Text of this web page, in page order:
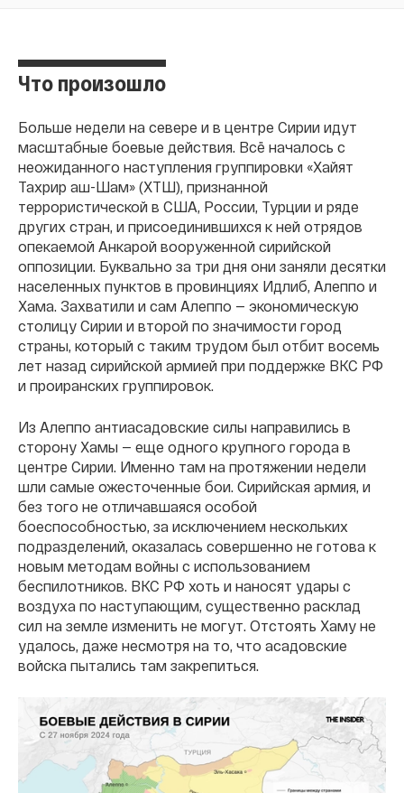
Что произошло
Больше недели на севере и в центре Сирии идут
масштабные боевые действия. Всё началось с
неожиданного наступления группировки «Хайят
Тахрир аш-Шам» (ХТШ), признанной
террористической в США, России, Турции и ряде
других стран, и присоединившихся к ней отрядов
опекаемой Анкарой вооруженной сирийской
оппозиции. Буквально за три дня они заняли десятки
населенных пунктов в провинциях Идлиб, Алеппо и
Хама. Захватили и сам Алеппо — экономическую
столицу Сирии и второй по значимости город
страны, который с таким трудом был отбит восемь
лет назад сирийской армией при поддержке ВКС РФ
и проиранских группировок.
Из Алеппо антиасадовские силы направились в
сторону Хамы — еще одного крупного города в
центре Сирии. Именно там на протяжении недели
шли самые ожесточенные бои. Сирийская армия, и
без того не отличавшаяся особой
боеспособностью, за исключением нескольких
подразделений, оказалась совершенно не готова к
новым методам войны с использованием
беспилотников. ВКС РФ хоть и наносят удары с
воздуха по наступающим, существенно расклад
сил на земле изменить не могут. Отстоять Хаму не
удалось, даже несмотря на то, что асадовские
войска пытались там закрепиться.